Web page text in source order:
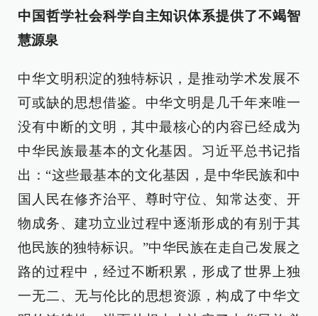
中国哲学社会科学自主知识体系提供了不竭智
慧源泉
中华文明积淀的独特标识，是推动学术发展不
可或缺的思想借鉴。中华文明是几千年来唯一
没有中断的文明，其中最核心的内容已经成为
中华民族最基本的文化基因。习近平总书记指
出：“这些最基本的文化基因，是中华民族和中
国人民在修齐治平、尊时守位、知常达变、开
物成务、建功立业过程中逐渐形成的有别于其
他民族的独特标识。”中华民族在走自己发展之
路的过程中，经过不断积累，形成了世界上独
一无二、无与伦比的思想资源，构成了中华文